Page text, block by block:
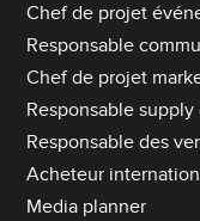
Chef de projet
Responsable
Chef de projet
Responsable supply
Responsable des
Acheteur
Media planner